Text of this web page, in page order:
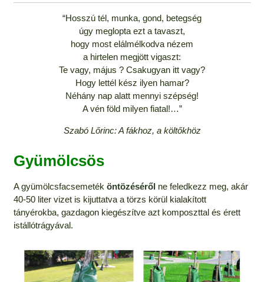
“Hosszú tél, munka, gond, betegség
úgy meglopta ezt a tavaszt,
hogy most elálmélkodva nézem
a hirtelen megjött vigaszt:
Te vagy, május ? Csakugyan itt vagy?
Hogy lettél kész ilyen hamar?
Néhány nap alatt mennyi szépség!
A vén föld milyen fiatal!…”
Szabó Lőrinc: A fákhoz, a költőkhöz
Gyümölcsös
A gyümölcsfacsemeték öntözésérőlne feledkezz meg, akár
40-50 liter vizet is kijuttatva a törzs körül kialakított
tányérokba, gazdagon kiegészítve azt komposzttal és érett
istállótrágyával.